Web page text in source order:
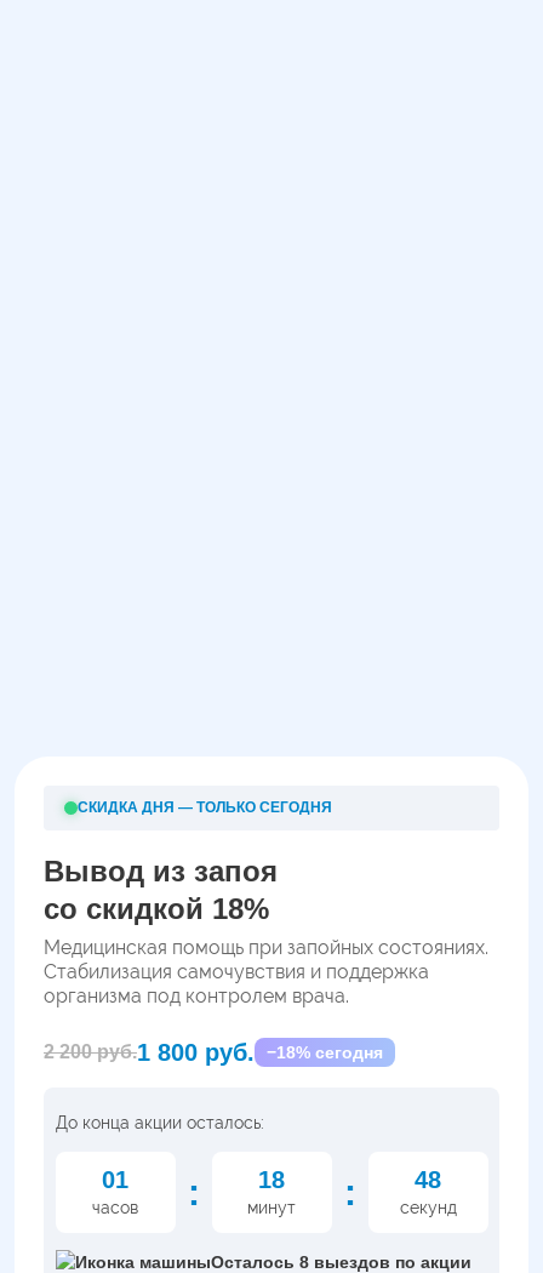
СКИДКА ДНЯ — ТОЛЬКО СЕГОДНЯ
Вывод из запоя
со скидкой 18%
Медицинская помощь при запойных состояниях.
Стабилизация самочувствия и поддержка
организма под контролем врача.
2 200 руб.1 800 руб. −18% сегодня
До конца акции осталось:
01
часов : 18
минут : 47
секунд
Осталось 8 выездов по акции